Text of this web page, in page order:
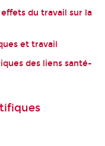
du travail sur la
et travail
des liens santé-